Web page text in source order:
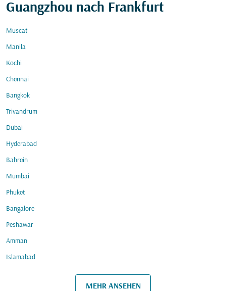
Guangzhou nach Frankfurt
Muscat
Manila
Kochi
Chennai
Bangkok
Trivandrum
Dubai
Hyderabad
Bahrein
Mumbai
Phuket
Bangalore
Peshawar
Amman
Islamabad
MEHR ANSEHEN